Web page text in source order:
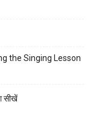
the Singing Lesson
सीखें